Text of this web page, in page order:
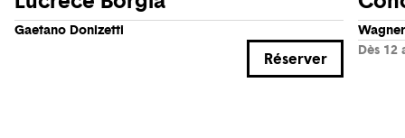
Gaetano Donizetti
Réserver
Dès 12